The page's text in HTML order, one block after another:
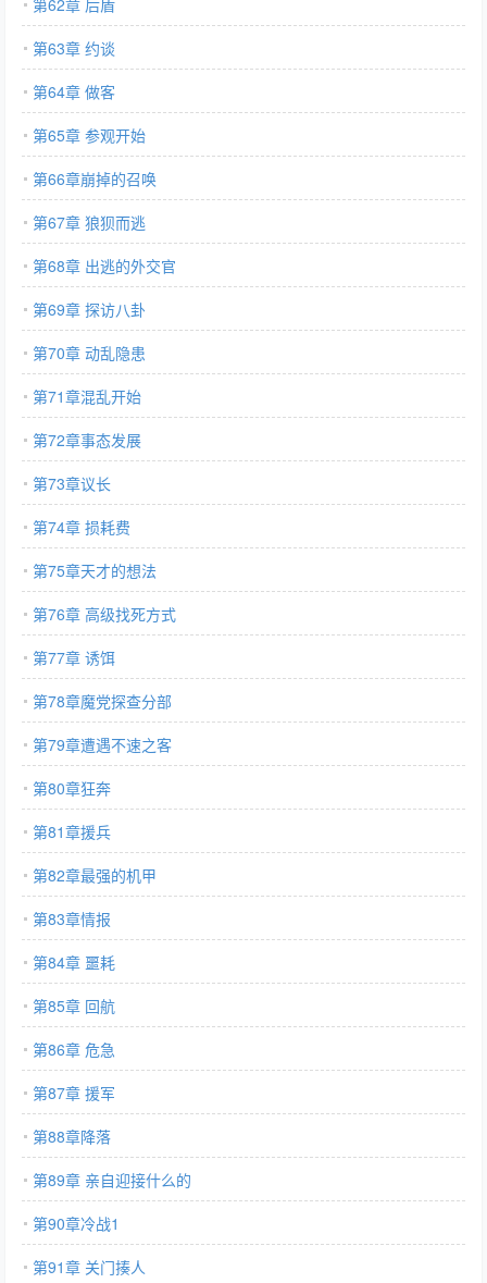
第62章 后盾
第63章 约谈
第64章 做客
第65章 参观开始
第66章崩掉的召唤
第67章 狼狈而逃
第68章 出逃的外交官
第69章 探访八卦
第70章 动乱隐患
第71章混乱开始
第72章事态发展
第73章议长
第74章 损耗费
第75章天才的想法
第76章 高级找死方式
第77章 诱饵
第78章魔党探查分部
第79章遭遇不速之客
第80章狂奔
第81章援兵
第82章最强的机甲
第83章情报
第84章 噩耗
第85章 回航
第86章 危急
第87章 援军
第88章降落
第89章 亲自迎接什么的
第90章冷战1
第91章 关门揍人